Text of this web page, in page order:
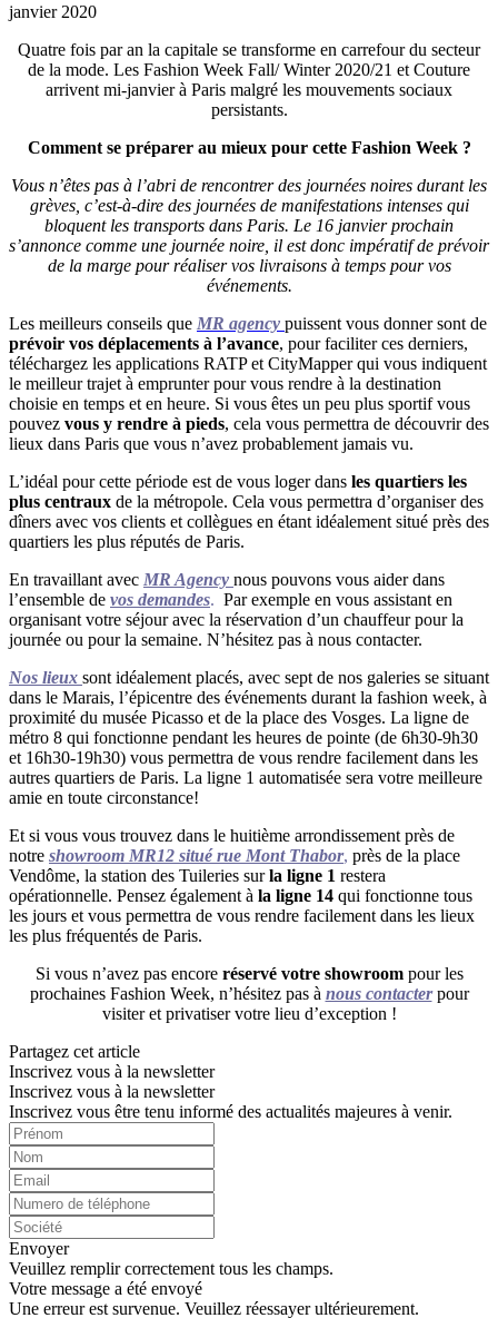
janvier 2020
Quatre fois par an la capitale se transforme en carrefour du secteur
de la mode. Les Fashion Week Fall/ Winter 2020/21 et Couture
arrivent mi-janvier à Paris malgré les mouvements sociaux
persistants.
Comment se préparer au mieux pour cette Fashion Week ?
Vous n’êtes pas à l’abri de rencontrer des journées noires durant les
grèves, c’est-à-dire des journées de manifestations intenses qui
bloquent les transports dans Paris. Le 16 janvier prochain
s’annonce comme une journée noire, il est donc impératif de prévoir
de la marge pour réaliser vos livraisons à temps pour vos
événements.
Les meilleurs conseils que MR agency puissent vous donner sont de
prévoir vos déplacements à l’avance, pour faciliter ces derniers,
téléchargez les applications RATP et CityMapper qui vous indiquent
le meilleur trajet à emprunter pour vous rendre à la destination
choisie en temps et en heure. Si vous êtes un peu plus sportif vous
pouvez vous y rendre à pieds, cela vous permettra de découvrir des
lieux dans Paris que vous n’avez probablement jamais vu.
L’idéal pour cette période est de vous loger dans les quartiers les
plus centraux de la métropole. Cela vous permettra d’organiser des
dîners avec vos clients et collègues en étant idéalement situé près des
quartiers les plus réputés de Paris.
En travaillant avec MR Agency nous pouvons vous aider dans
l’ensemble de vos demandes. Par exemple en vous assistant en
organisant votre séjour avec la réservation d’un chauffeur pour la
journée ou pour la semaine. N’hésitez pas à nous contacter.
Nos lieux sont idéalement placés, avec sept de nos galeries se situant
dans le Marais, l’épicentre des événements durant la fashion week, à
proximité du musée Picasso et de la place des Vosges. La ligne de
métro 8 qui fonctionne pendant les heures de pointe (de 6h30-9h30
et 16h30-19h30) vous permettra de vous rendre facilement dans les
autres quartiers de Paris. La ligne 1 automatisée sera votre meilleure
amie en toute circonstance!
Et si vous vous trouvez dans le huitième arrondissement près de
notre showroom MR12 situé rue Mont Thabor, près de la place
Vendôme, la station des Tuileries surla ligne 1 restera
opérationnelle. Pensez également à la ligne 14 qui fonctionne tous
les jours et vous permettra de vous rendre facilement dans les lieux
les plus fréquentés de Paris.
Si vous n’avez pas encore réservé votre showroompour les
prochaines Fashion Week, n’hésitez pas à nous contacter pour
visiter et privatiser votre lieu d’exception !
Partagez cet article
Inscrivez vous à la newsletter
Inscrivez vous à la newsletter
Inscrivez vous être tenu informé des actualités majeures à venir.
Envoyer
Veuillez remplir correctement tous les champs.
Votre message a été envoyé
Une erreur est survenue. Veuillez réessayer ultérieurement.